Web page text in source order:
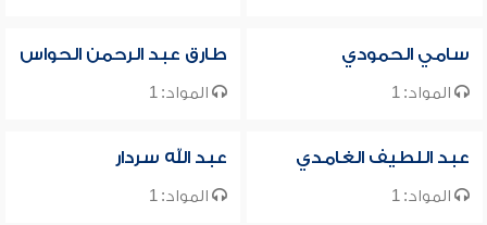
سامي الحمودي
المواد: 1
طارق عبد الرحمن الحواس
المواد: 1
عبد اللطيف الغامدي
المواد: 1
عبد الله سردار
المواد: 1